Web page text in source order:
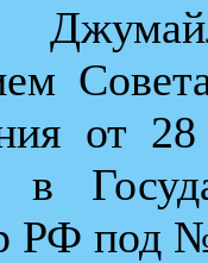
от
в
РФ под